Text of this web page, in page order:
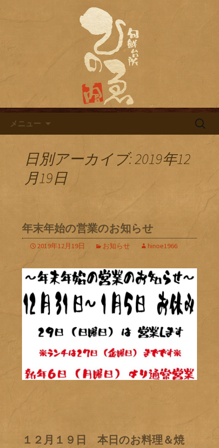
名古屋市栄にある居酒屋「旬鮮
台所ひのゑ」のブログ
名古屋市栄にある居酒屋「旬鮮台所ひ
のゑ（ひのえ）」。豊富な焼酎と海鮮
料理を中心とした、お酒に合う肴を楽
しめるお店です。季節で変わるおすす
めメニューや日替わりランチの新着情
報を随時更新中。
メニュー
検
日別アーカイブ: 2019年12
月19日
年末年始の営業のお知らせ
2019年12月19日 お知らせ hinoe1966
１２月１９日 本日のお料理＆焼